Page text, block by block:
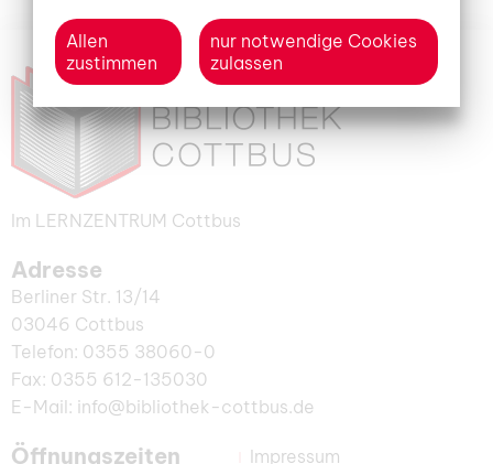
Im LERNZENTRUM Cottbus
Adresse
Berliner Str. 13/14
03046 Cottbus
Telefon: 0355 38060-0
Fax: 0355 612-135030
E-Mail: info@bibliothek-cottbus.de
Öffnungszeiten Impressum
Allen
zustimmen
nur notwendige Cookies
zulassen